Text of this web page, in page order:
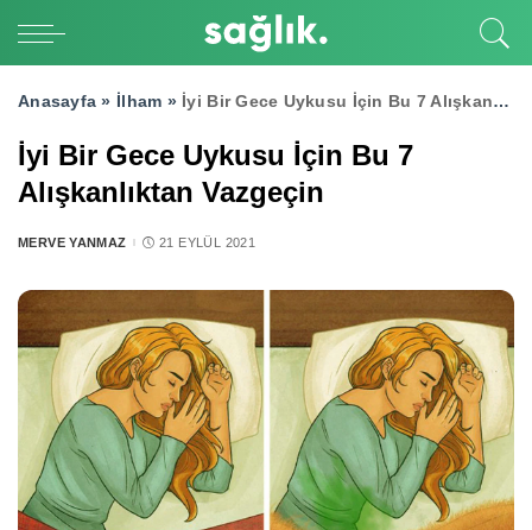
Anasayfa » İlham » İyi Bir Gece Uykusu İçin Bu 7 Alışkanlıktan Vazgeçin
İyi Bir Gece Uykusu İçin Bu 7
Alışkanlıktan Vazgeçin
POSTED
MERVE YANMAZ 21 EYLÜL 2021